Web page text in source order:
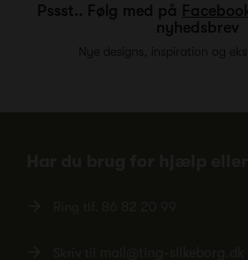
Pssst.. Følg med på
nyhedsbrev
Nye designs, inspiration og